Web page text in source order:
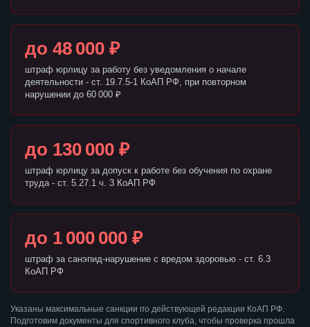
до 48 000 ₽
штраф юрлицу за работу без уведомления о начале
деятельности - ст. 19.7.5-1 КоАП РФ, при повторном
нарушении до 60 000 ₽
до 130 000 ₽
штраф юрлицу за допуск к работе без обучения по охране
труда - ст. 5.27.1 ч. 3 КоАП РФ
до 1 000 000 ₽
штраф за санэпид-нарушение с вредом здоровью - ст. 6.3
КоАП РФ
Указаны максимальные санкции по действующей редакции КоАП РФ.
Подготовим документы для спортивного клуба, чтобы проверка прошла